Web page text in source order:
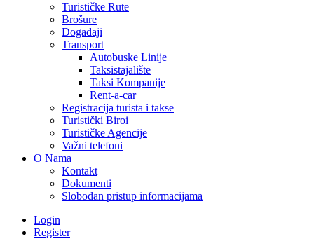
Turističke Rute
Brošure
Događaji
Transport
Autobuske Linije
Taksistajalište
Taksi Kompanije
Rent-a-car
Registracija turista i takse
Turistički Biroi
Turističke Agencije
Važni telefoni
O Nama
Kontakt
Dokumenti
Slobodan pristup informacijama
Login
Register